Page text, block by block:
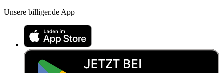
Unsere billiger.de App